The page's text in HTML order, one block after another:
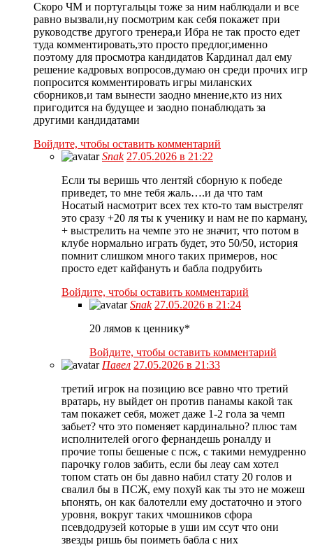
Скоро ЧМ и португальцы тоже за ним наблюдали и все
равно вызвали,ну посмотрим как себя покажет при
руководстве другого тренера,и Ибра не так просто едет
туда комментировать,это просто предлог,именно
поэтому для просмотра кандидатов Кардинал дал ему
решение кадровых вопросов,думаю он среди прочих игр
попросится комментировать игры миланских
сборников,и там вынести заодно мнение,кто из них
пригодится на будущее и заодно понаблюдать за
другими кандидатами
Войдите, чтобы оставить комментарий
Snak 27.05.2026 в 21:22
Если ты веришь что лентяй сборную к победе
приведет, то мне тебя жаль….и да что там
Носатый насмотрит всех тех кто-то там выстрелят
это сразу +20 ля ты к ученику и нам не по карману,
+ выстрелить на чемпе это не значит, что потом в
клубе нормально играть будет, это 50/50, история
помнит слишком много таких примеров, нос
просто едет кайфануть и бабла подрубить
Войдите, чтобы оставить комментарий
Snak 27.05.2026 в 21:24
20 лямов к ценнику*
Войдите, чтобы оставить комментарий
Павел 27.05.2026 в 21:33
третий игрок на позицию все равно что третий
вратарь, ну выйдет он против панамы какой так
там покажет себя, может даже 1-2 гола за чемп
забьет? что это поменяет кардинально? плюс там
исполнителей огого фернандешь роналду и
прочие топы бешеные с псж, с такими немудренно
парочку голов забить, если бы леау сам хотел
топом стать он бы давно набил стату 20 голов и
свалил бы в ПСЖ, ему похуй как ты это не можеш
ьпонять, он как балотелли ему достаточно и этого
уровня, вокруг таких чмошников сфора
псевдодрузей которые в уши им ссут что они
звезды ришь бы поиметь бабла с них